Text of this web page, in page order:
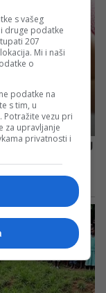
s vašeg
druge podatke
207
Mi i naši
o
podatke na
s tim, u
Potražite vezu pri
za upravljanje
privatnosti i